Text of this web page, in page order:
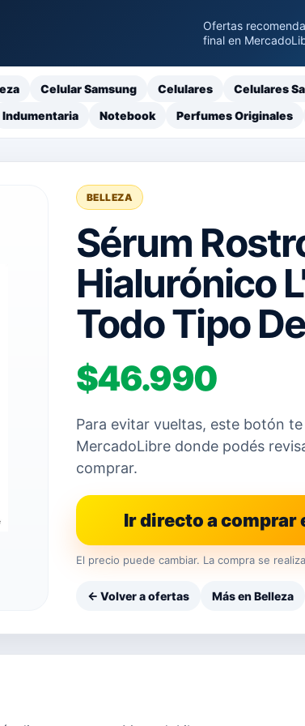
Ofertas
final en
Celular Samsung Celulares Celulares
Indumentaria Notebook Perfumes Originales
BELLEZA
Sérum
Hialurónico
Todo Tipo
$46.990
Para evitar vueltas, este botón
MercadoLibre donde podés
comprar.
Ir directo a comprar
El precio puede cambiar. La compra se
← Volver a ofertas Más en Belleza